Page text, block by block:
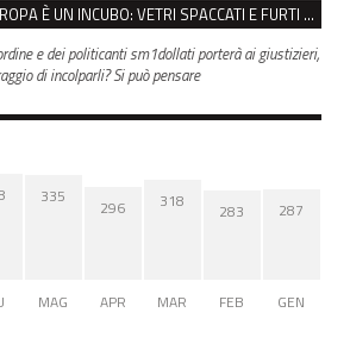
REGGIO, PIAZZALE EUROPA È UN INCUBO: VETRI SPACCATI E FURTI SULLE AUTO IN SOSTA
e dei politicanti sm1dollati porterà ai giustizieri,
di incolparli? Si può pensare
335
MAG
296
APR
318
MAR
283
FEB
287
GEN